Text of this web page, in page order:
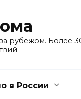
рубежом. Более
в России